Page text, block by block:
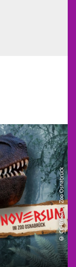
©
CC-BY-SA
| Zoo Osnabrück